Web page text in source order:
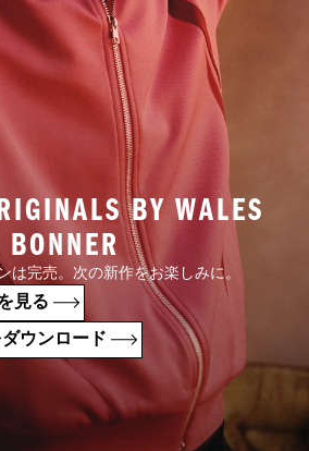
BY WALES
BONNER
は完売。次の新作をお楽しみに。
見る
ウンロード